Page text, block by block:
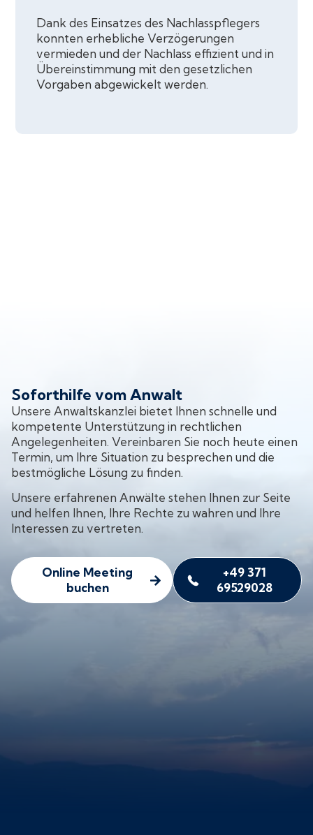
Dank des Einsatzes des Nachlasspflegers
konnten erhebliche Verzögerungen
vermieden und der Nachlass effizient und in
Übereinstimmung mit den gesetzlichen
Vorgaben abgewickelt werden.
Soforthilfe vom Anwalt
Unsere Anwaltskanzlei bietet Ihnen schnelle und
kompetente Unterstützung in rechtlichen
Angelegenheiten. Vereinbaren Sie noch heute einen
Termin, um Ihre Situation zu besprechen und die
bestmögliche Lösung zu finden.
Unsere erfahrenen Anwälte stehen Ihnen zur Seite
und helfen Ihnen, Ihre Rechte zu wahren und Ihre
Interessen zu vertreten.
Online Meeting
buchen
+49 371
69529028